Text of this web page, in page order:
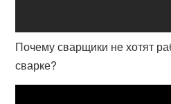
Почему сварщики не хотят
сварке?